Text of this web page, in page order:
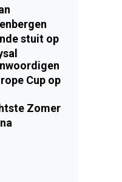
stuit op
Cup op
Zomer